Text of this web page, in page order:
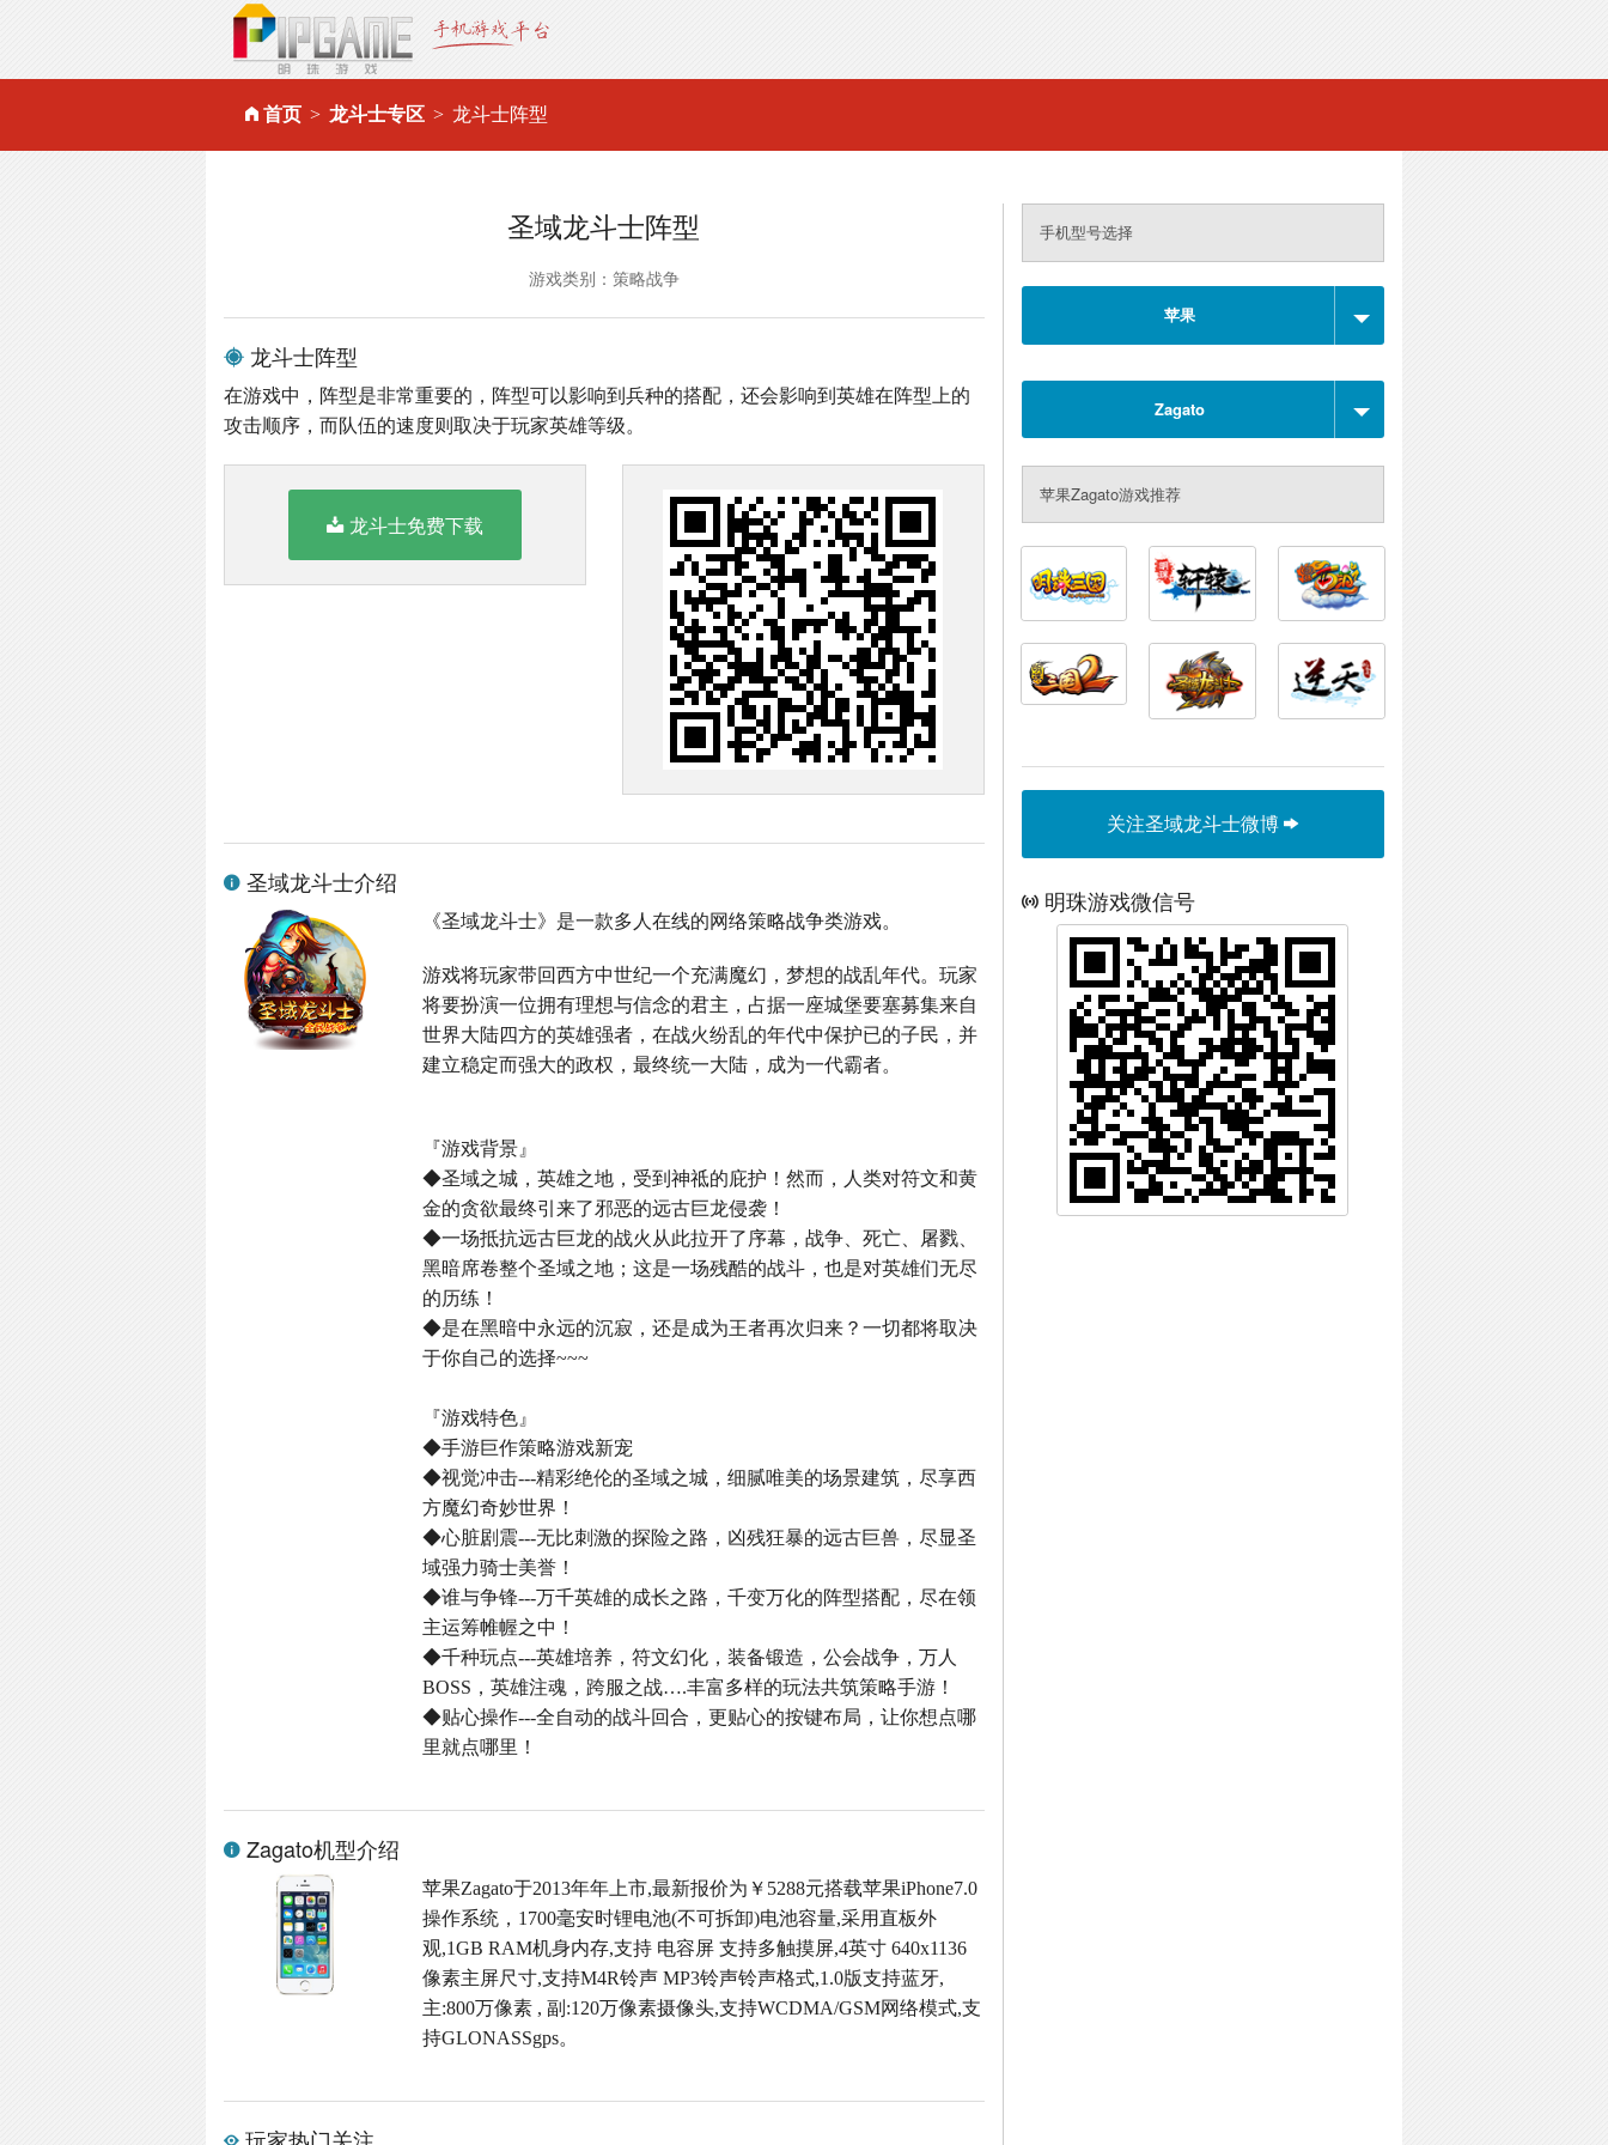
首页 龙斗士专区 龙斗士阵型
圣域龙斗士阵型
游戏类别：策略战争
龙斗士阵型
在游戏中，阵型是非常重要的，阵型可以影响到兵种的搭配，还会影响到英雄在阵型上的
攻击顺序，而队伍的速度则取决于玩家英雄等级。
龙斗士免费下载
圣域龙斗士介绍
《圣域龙斗士》是一款多人在线的网络策略战争类游戏。
游戏将玩家带回西方中世纪一个充满魔幻，梦想的战乱年代。玩家
将要扮演一位拥有理想与信念的君主，占据一座城堡要塞募集来自
世界大陆四方的英雄强者，在战火纷乱的年代中保护已的子民，并
建立稳定而强大的政权，最终统一大陆，成为一代霸者。
『游戏背景』
◆圣域之城，英雄之地，受到神祗的庇护！然而，人类对符文和黄
金的贪欲最终引来了邪恶的远古巨龙侵袭！
◆一场抵抗远古巨龙的战火从此拉开了序幕，战争、死亡、屠戮、
黑暗席卷整个圣域之地；这是一场残酷的战斗，也是对英雄们无尽
的历练！
◆是在黑暗中永远的沉寂，还是成为王者再次归来？一切都将取决
于你自己的选择~~~
『游戏特色』
◆手游巨作策略游戏新宠
◆视觉冲击---精彩绝伦的圣域之城，细腻唯美的场景建筑，尽享西
方魔幻奇妙世界！
◆心脏剧震---无比刺激的探险之路，凶残狂暴的远古巨兽，尽显圣
域强力骑士美誉！
◆谁与争锋---万千英雄的成长之路，千变万化的阵型搭配，尽在领
主运筹帷幄之中！
◆千种玩点---英雄培养，符文幻化，装备锻造，公会战争，万人
BOSS，英雄注魂，跨服之战….丰富多样的玩法共筑策略手游！
◆贴心操作---全自动的战斗回合，更贴心的按键布局，让你想点哪
里就点哪里！
Zagato机型介绍
苹果Zagato于2013年年上市,最新报价为￥5288元搭载苹果iPhone7.0
操作系统，1700毫安时锂电池(不可拆卸)电池容量,采用直板外
观,1GB RAM机身内存,支持 电容屏 支持多触摸屏,4英寸 640x1136
像素主屏尺寸,支持M4R铃声 MP3铃声铃声格式,1.0版支持蓝牙,
主:800万像素 , 副:120万像素摄像头,支持WCDMA/GSM网络模式,支
持GLONASSgps。
手机型号选择
苹果
Zagato
苹果Zagato游戏推荐
关注圣域龙斗士微博
明珠游戏微信号